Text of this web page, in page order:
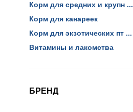
Корм для средних и крупн ...
Корм для канареек
Корм для экзотических пт ...
Витамины и лакомства
БРЕНД